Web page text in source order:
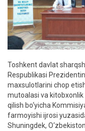
Toshkent davlat
Respublikasi
maxsulotlarini chop
mutoalasi va
qilish bo‘yicha
farmoyishi ijrosi
Shuningdek,